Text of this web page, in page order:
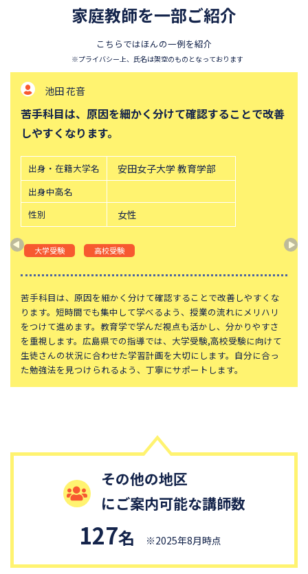
北嶺中学校
白百合学園中学校
東京農業大学第一高等学校中
立教新座中学校
桐朋中学校
東京都市大学付属中学校
三田国際科学学園中学校
青山学院中等部
帝塚山中学校
中央大学附属横浜中学校
六甲学院中学校
青山学院横浜英和中学校
神奈川大学附属中学校
大宮開成中学校
法政大学第二中学校
品川女子学院中等部
東京都立桜修館中等教育学校
頌栄女子学院中学校
田園調布学園中等部
東山中学校
山手学院中学校
函館ラ・サール中学校
城北中学校
恵泉女学園中学校
千代田区立九段中等教育学校
大妻中学校
滝中学校
土佐中学校
國學院大學久我山中学校
中央大学附属中学校
桐蔭学園中等教育学校
昭和女子大学附属昭和中学校
細田学園中学校
帝京大学中学校
獨協中学校
淑徳中学校
昌平中学校
成城中学校
家庭教師を一部ご紹介
こちらではほんの一例を紹介
※プライバシー上、氏名は架空のものとなっております
池田 花音
苦手科目は、原因を細かく分けて確認することで改善
しやすくなります。
出身・在籍大学名 安田女子大学 教育学部
出身中高名
性別
女性
大学受験 高校受験
苦手科目は、原因を細かく分けて確認することで改善しやすくな
ります。短時間でも集中して学べるよう、授業の流れにメリハリ
をつけて進めます。教育学で学んだ視点も活かし、分かりやすさ
を重視します。広島県での指導では、大学受験,高校受験に向けて
生徒さんの状況に合わせた学習計画を大切にします。自分に合っ
た勉強法を見つけられるよう、丁寧にサポートします。
その他の地区
にご案内可能な講師数
127名 ※2025年8月時点